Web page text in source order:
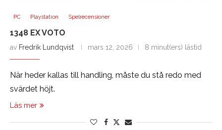
PC Playstation Spelrecensioner
1348 EX VOTO
av Fredrik Lundqvist mars 12, 2026 8 minut(ers) lästid
När heder kallas till handling, måste du stå redo med
svärdet höjt.
Läs mer